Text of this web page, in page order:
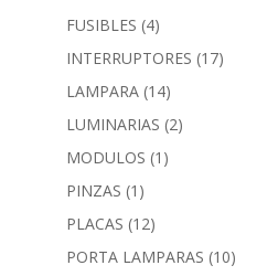
FUSIBLES (4)
INTERRUPTORES (17)
LAMPARA (14)
LUMINARIAS (2)
MODULOS (1)
PINZAS (1)
PLACAS (12)
PORTA LAMPARAS (10)